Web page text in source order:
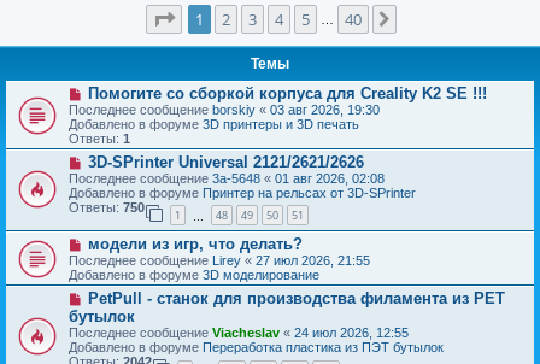
Страница1 из
1 2 3 4 5 40
Темы
Н
о
в
о
е
с
о
о
б
е
н
и
е
Помогите со сборкой корпуса для Creality K2 SE !!!
Последнее сообщение borskiy « 03 авг 2026, 19:30
Добавлено в форуме 3D принтеры и 3D печать
Ответы: 1
Н
о
в
о
е
с
о
о
б
щ
е
н
и
е
3D-SPrinter Universal 2121/2621/2626
Последнее сообщение 3a-5648 « 01 авг 2026, 02:08
Добавлено в форуме Принтер на рельсах от 3D-SPrinter
Ответы: 750
1 48 49 50 51
Н
о
в
о
с
о
о
б
модели из игр, что делать?
Последнее сообщение Lirey « 27 июл 2026, 21:55
Добавлено в форуме 3D моделирование
Н
в
о
е
PetPull - cтанок для производства филамента из PET
бутылок
Последнее сообщение Viacheslav « 24 июл 2026, 12:55
Добавлено в форуме Переработка пластика из ПЭТ бутылок